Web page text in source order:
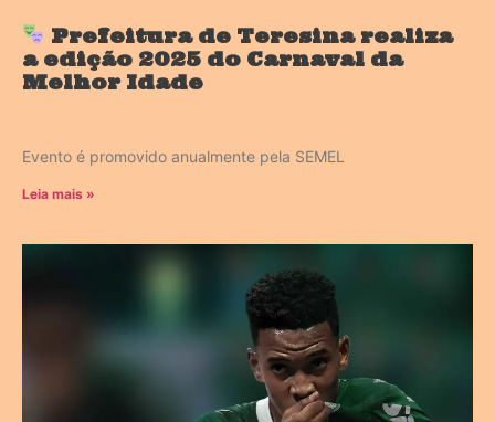
Prefeitura de Teresina realiza
a edição 2025 do Carnaval da
Melhor Idade
Evento é promovido anualmente pela SEMEL
Leia mais »